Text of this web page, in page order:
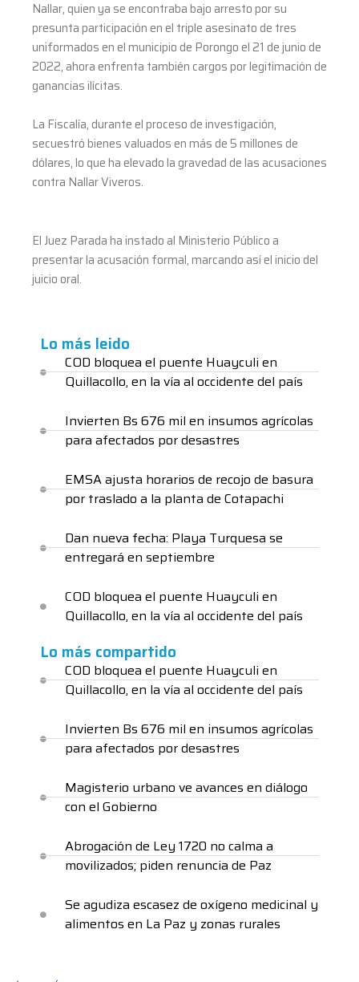
Nallar, quien ya se encontraba bajo arresto por su
presunta participación en el triple asesinato de tres
uniformados en el municipio de Porongo el 21 de junio de
2022, ahora enfrenta también cargos por legitimación de
ganancias ilícitas.
La Fiscalía, durante el proceso de investigación,
secuestró bienes valuados en más de 5 millones de
dólares, lo que ha elevado la gravedad de las acusaciones
contra Nallar Viveros.
El Juez Parada ha instado al Ministerio Público a
presentar la acusación formal, marcando así el inicio del
juicio oral.
Lo más leido
COD bloquea el puente Huayculi en
Quillacollo, en la vía al occidente del país
Invierten Bs 676 mil en insumos agrícolas
para afectados por desastres
EMSA ajusta horarios de recojo de basura
por traslado a la planta de Cotapachi
Dan nueva fecha: Playa Turquesa se
entregará en septiembre
COD bloquea el puente Huayculi en
Quillacollo, en la vía al occidente del país
Lo más compartido
COD bloquea el puente Huayculi en
Quillacollo, en la vía al occidente del país
Invierten Bs 676 mil en insumos agrícolas
para afectados por desastres
Magisterio urbano ve avances en diálogo
con el Gobierno
Abrogación de Ley 1720 no calma a
movilizados; piden renuncia de Paz
Se agudiza escasez de oxígeno medicinal y
alimentos en La Paz y zonas rurales